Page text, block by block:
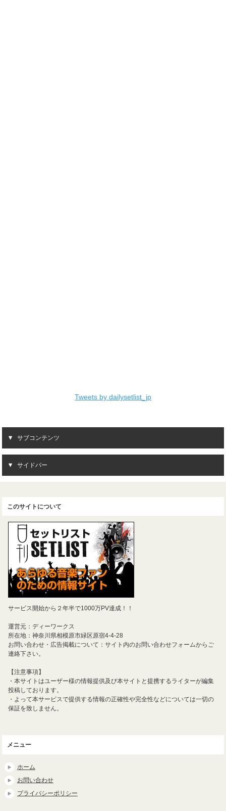
Tweets by dailysetlist_jp
サブコンテンツ
サイドバー
このサイトについて
サービス開始から２年半で1000万PV達成！！
運営元：ディーワークス
所在地：神奈川県相模原市緑区原宿4-4-28
お問い合わせ・広告掲載について：サイト内のお問い合わせフォームからご
連絡下さい。
【注意事項】
・本サイトはユーザー様の情報提供及び本サイトと提携するライターが編集
投稿しております。
・よって本サービスで提供する情報の正確性や完全性などについては一切の
保証を致しません。
メニュー
ホーム
お問い合わせ
プライバシーポリシー